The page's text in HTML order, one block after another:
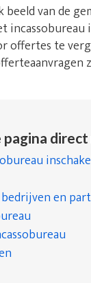
van de
offertes te
direct
en